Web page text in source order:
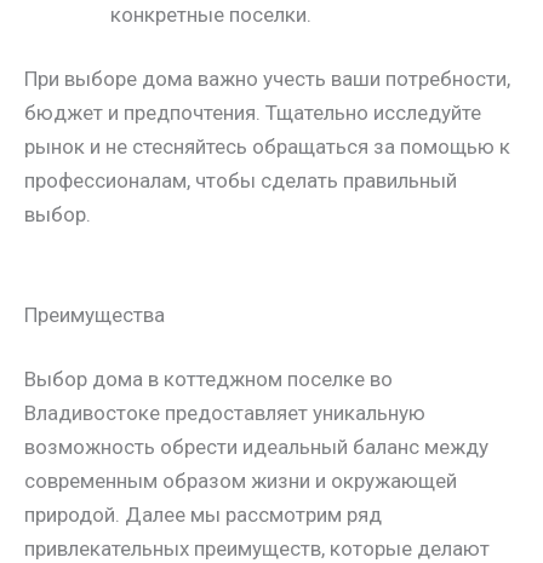
конкретные поселки.
При выборе дома важно учесть ваши потребности,
бюджет и предпочтения. Тщательно исследуйте
рынок и не стесняйтесь обращаться за помощью к
профессионалам, чтобы сделать правильный
выбор.
Преимущества
Выбор дома в коттеджном поселке во
Владивостоке предоставляет уникальную
возможность обрести идеальный баланс между
современным образом жизни и окружающей
природой. Далее мы рассмотрим ряд
привлекательных преимуществ, которые делают